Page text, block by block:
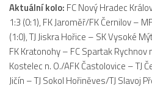
Aktuální kolo: FC Nový Hradec
1:3 (0:1), FK Jaroměř/FK Černilov –
(1:0), TJ Jiskra Hořice – SK Vysoké
FK Kratonohy – FC Spartak Rychnov
Kostelec n. O./AFK Častolovice – TJ
Jičín – TJ Sokol Hořiněves/TJ Slavoj